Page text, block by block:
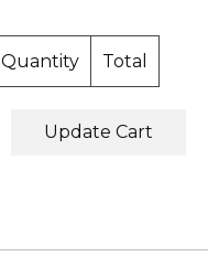
Quantity Total
Update Cart